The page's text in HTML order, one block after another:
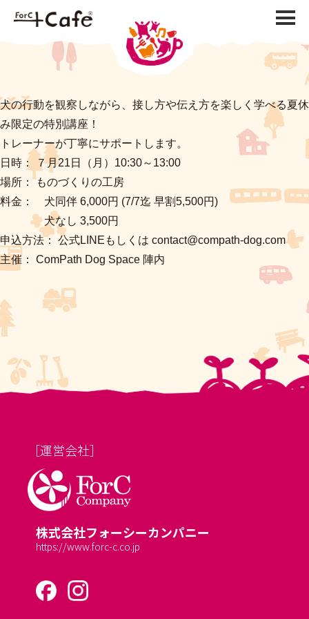
犬の行動を観察しながら、接し方や伝え方を楽しく学べる夏休
み限定の特別講座！
トレーナーが丁寧にサポートします。
日時： ７月21日（月）10:30～13:00
場所： ものづくりの工房
料金： 犬同伴 6,000円 (7/7迄 早割5,500円)
犬なし 3,500円
申込方法： 公式LINEもしくは contact@compath-dog.com
主催： ComPath Dog Space 陣内
［運営会社］
株式会社フォーシーカンパニー
https://www.forc-c.co.jp